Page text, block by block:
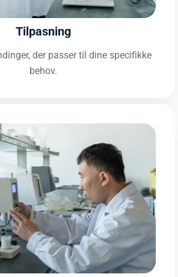
Tilpasning
der passer til dine specifikke
behov.